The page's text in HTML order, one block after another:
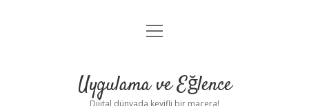
Anasayfa
Yasal Uyarı
menüyü
Uygulama ve Eğlence
Dijital dünyada keyifli bir macera!